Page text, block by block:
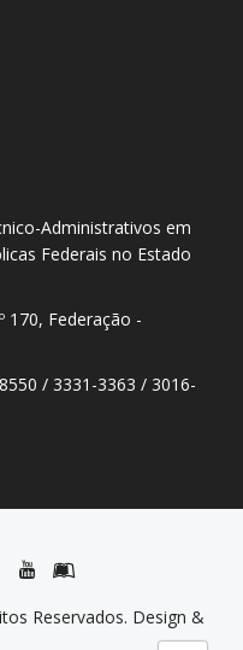
Administrativos em
Federais no Estado
170, Federação -
/ 3331-3363 / 3016-
Reservados. Design &